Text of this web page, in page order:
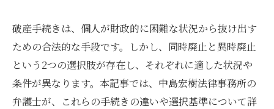
破産手続きは、個人が財政的に困難な状況から抜け出す
ための合法的な手段です。しかし、同時廃止と異時廃止
という2つの選択肢が存在し、それぞれに適した状況や
条件が異なります。本記事では、中島宏樹法律事務所の
弁護士が、これらの手続きの違いや選択基準について詳